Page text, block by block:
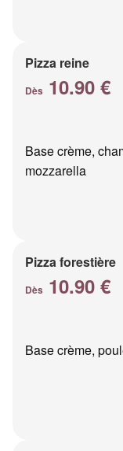
Pizza reine
Dès 10.90 €
Base crème,
mozzarella
Pizza forestière
Dès 10.90 €
Base crème,